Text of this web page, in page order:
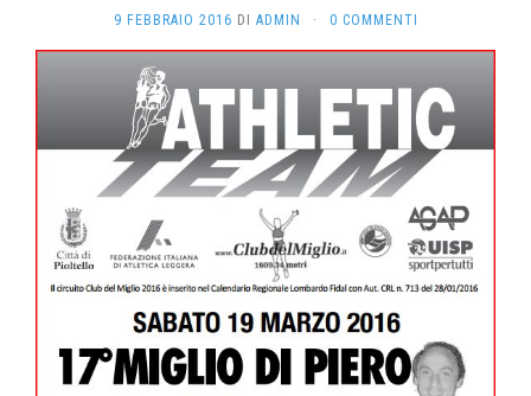
9 FEBBRAIO 2016 DI ADMIN · 0 COMMENTI